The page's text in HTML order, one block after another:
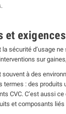
et
sécurité d’usage
sur
à des
termes : des
CVC. C’est aussi
et composants liés